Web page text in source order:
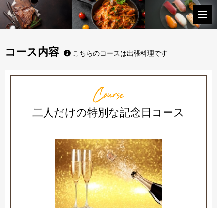
コース内容 こちらのコースは出張料理です
Course
二人だけの特別な記念日コース